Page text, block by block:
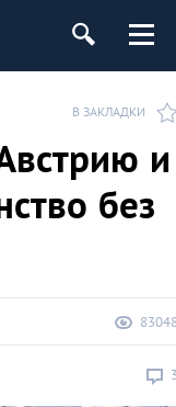
В ЗАКЛАДКИ
и
без